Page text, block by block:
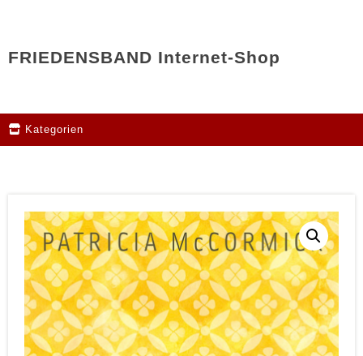
FRIEDENSBAND Internet-Shop
Kategorien